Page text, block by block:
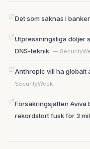
Det som saknas i
Utpressningsliga döljer
DNS-teknik —
Anthropic vill ha globalt
SecurityWeek
Försäkringsjätten Aviva
rekordstort fusk för 3